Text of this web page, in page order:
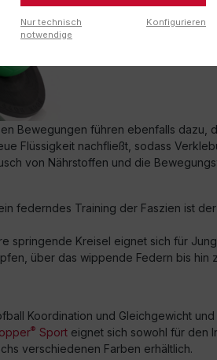
Bewegungen führen ebenfalls dazu,
Flüssigkeit nachfließt, sodass
von Nährstoffen und die
federndes Training der Faszien ist der
springende Kreisel eignet sich für
über das wippende Federn bis hin
Koordination und Gleichgewicht
® Sporteignet sich sowohl für den
verschiedenen Farben erhältlich.
Nur technisch
notwendige
Konfigurieren